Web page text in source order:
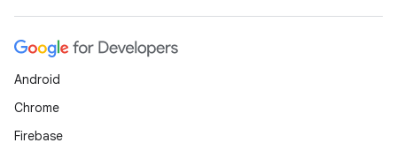
Android
Chrome
Firebase